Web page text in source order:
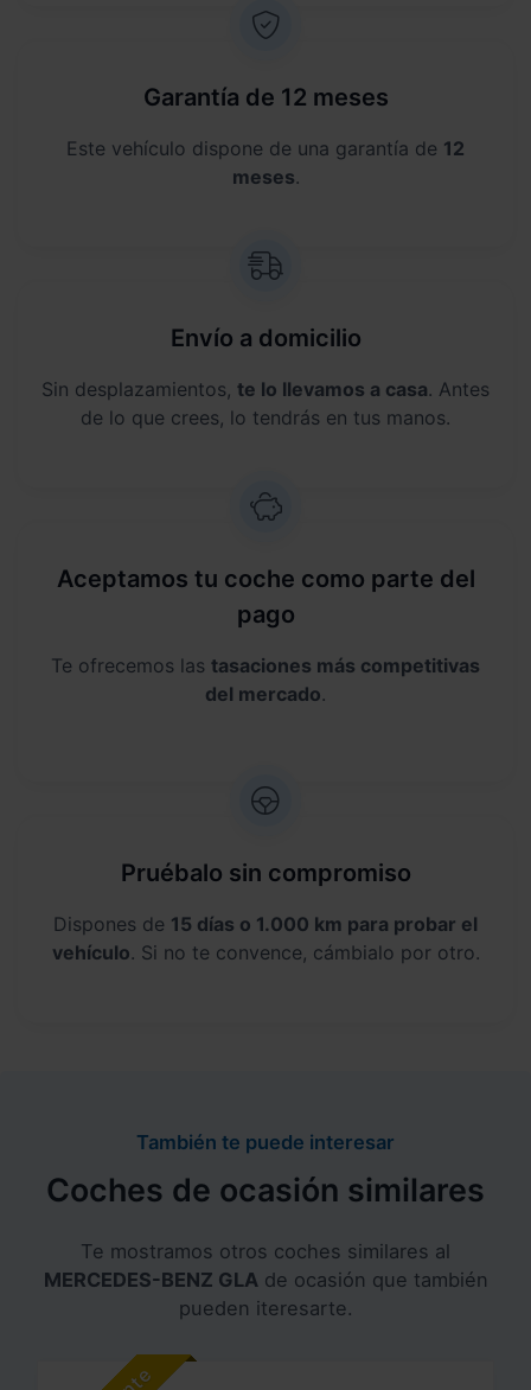
Garantía de 12 meses
Este vehículo dispone de una garantía de 12
meses.
Envío a domicilio
Sin desplazamientos, te lo llevamos a casa. Antes
de lo que crees, lo tendrás en tus manos.
Aceptamos tu coche como parte del
pago
Te ofrecemos las tasaciones más competitivas
del mercado.
Pruébalo sin compromiso
Dispones de 15 días o 1.000 km para probar el
vehículo. Si no te convence, cámbialo por otro.
También te puede interesar
Coches de ocasión similares
Te mostramos otros coches similares al
MERCEDES-BENZ GLA de ocasión que también
pueden iteresarte.